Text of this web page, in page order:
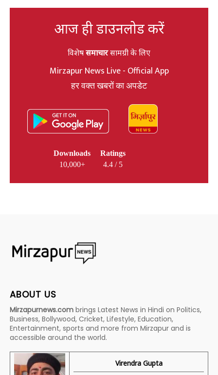
आज ही डाउनलोड करें
विशेषसमाचारसामग्री के लिए
Mirzapur News Live - Official App
हर वक्त खबरों का अपडेट
Downloads
10,000+
Ratings
4.4 / 5
ABOUT US
Mirzapurnews.com brings Latest News in Hindi on Politics,
Business, Bollywood, Cricket, Lifestyle, Education,
Entertainment, sports and more from Mirzapur and is
accessible around the world.
Virendra Gupta